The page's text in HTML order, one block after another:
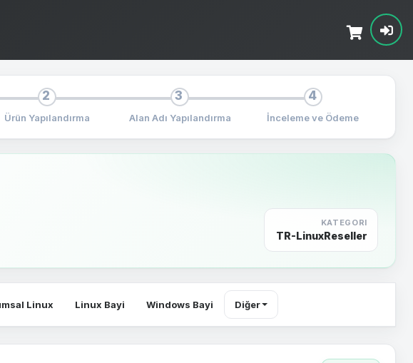
2
Ürün Yapılandırma
3
Alan Adı Yapılandırma
4
İnceleme ve Ödeme
KATEGORI
TR-LinuxReseller
Linux Linux Bayi Windows Bayi Diğer